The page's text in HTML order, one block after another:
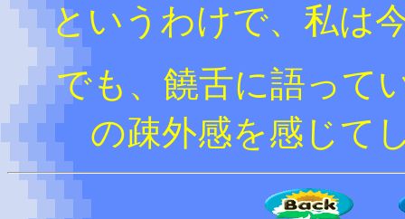
というわけで、私は
でも、饒舌に語って
の疎外感を感じて